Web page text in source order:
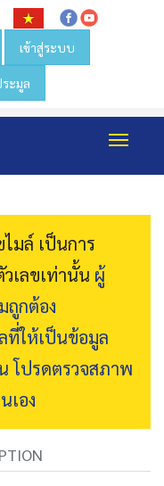
เข้าสู่ระบบ
ะมูล
มล์ เป็นการ
เลขเท่านั้น ผู้
ถูกต้อง
ให้เป็นข้อมูล
โปรดตรวจสภาพ
เอง